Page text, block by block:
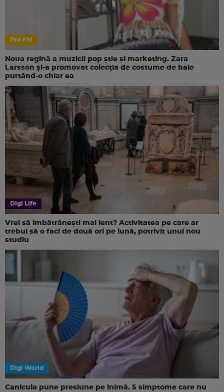
Pro FM
Noua regină a muzicii pop știe și marketing. Zara
Larsson și-a promovat colecția de costume de baie
purtând-o chiar ea
Digi Life
Vrei să îmbătrânești mai lent? Activitatea pe care ar
trebui să o faci de două ori pe lună, potrivit unui nou
studiu
Digi World
Canicula pune presiune pe inimă. 5 simptome care nu